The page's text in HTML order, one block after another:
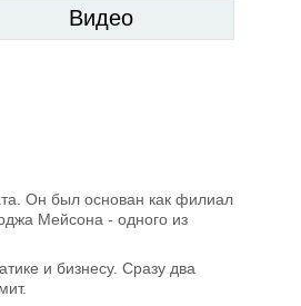
Видео
Он был основан как филиал
Мейсона - одного из
и бизнесу. Сразу два